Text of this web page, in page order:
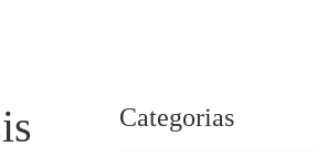
Categorias